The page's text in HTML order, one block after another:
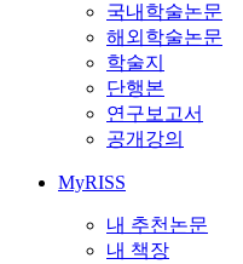
국내학술논문
해외학술논문
학술지
단행본
연구보고서
공개강의
MyRISS
내 추천논문
내 책장